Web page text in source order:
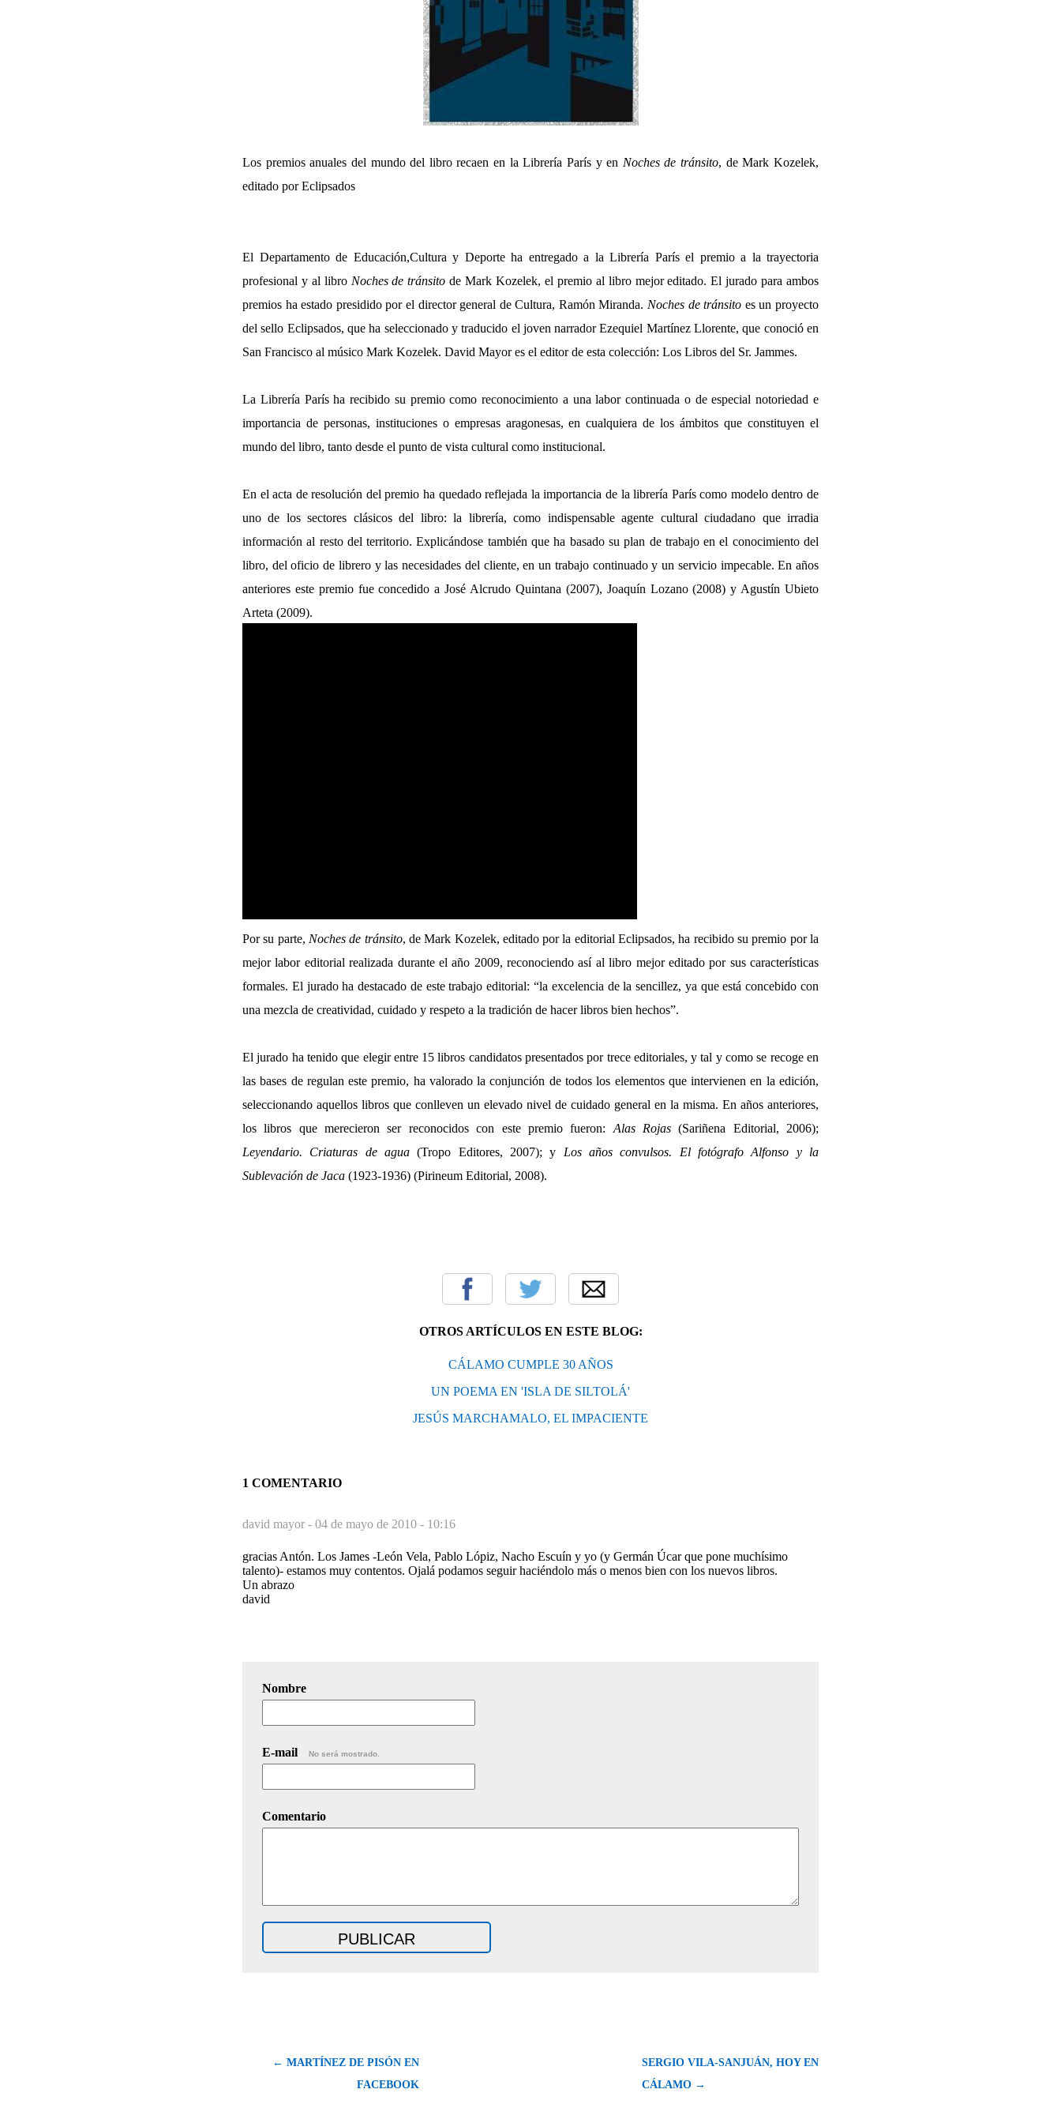
Los premios anuales del mundo del libro recaen en la Librería París y en Noches de tránsito, de Mark Kozelek,
editado por Eclipsados
El Departamento de Educación,Cultura y Deporte ha entregado a la Librería París el premio a la trayectoria
profesional y al libro Noches de tránsito de Mark Kozelek, el premio al libro mejor editado. El jurado para ambos
premios ha estado presidido por el director general de Cultura, Ramón Miranda. Noches de tránsito es un proyecto
del sello Eclipsados, que ha seleccionado y traducido el joven narrador Ezequiel Martínez Llorente, que conoció en
San Francisco al músico Mark Kozelek. David Mayor es el editor de esta colección: Los Libros del Sr. Jammes.
La Librería París ha recibido su premio como reconocimiento a una labor continuada o de especial notoriedad e
importancia de personas, instituciones o empresas aragonesas, en cualquiera de los ámbitos que constituyen el
mundo del libro, tanto desde el punto de vista cultural como institucional.
En el acta de resolución del premio ha quedado reflejada la importancia de la librería París como modelo dentro de
uno de los sectores clásicos del libro: la librería, como indispensable agente cultural ciudadano que irradia
información al resto del territorio. Explicándose también que ha basado su plan de trabajo en el conocimiento del
libro, del oficio de librero y las necesidades del cliente, en un trabajo continuado y un servicio impecable. En años
anteriores este premio fue concedido a José Alcrudo Quintana (2007), Joaquín Lozano (2008) y Agustín Ubieto
Arteta (2009).
Por su parte, Noches de tránsito, de Mark Kozelek, editado por la editorial Eclipsados, ha recibido su premio por la
mejor labor editorial realizada durante el año 2009, reconociendo así al libro mejor editado por sus características
formales. El jurado ha destacado de este trabajo editorial: “la excelencia de la sencillez, ya que está concebido con
una mezcla de creatividad, cuidado y respeto a la tradición de hacer libros bien hechos”.
El jurado ha tenido que elegir entre 15 libros candidatos presentados por trece editoriales, y tal y como se recoge en
las bases de regulan este premio, ha valorado la conjunción de todos los elementos que intervienen en la edición,
seleccionando aquellos libros que conlleven un elevado nivel de cuidado general en la misma. En años anteriores,
los libros que merecieron ser reconocidos con este premio fueron: Alas Rojas(Sariñena Editorial, 2006);
Leyendario. Criaturas de agua (Tropo Editores, 2007); y Los años convulsos. El fotógrafo Alfonso y la
Sublevación de Jaca (1923-1936) (Pirineum Editorial, 2008).
OTROS ARTÍCULOS EN ESTE BLOG:
CÁLAMO CUMPLE 30 AÑOS
UN POEMA EN 'ISLA DE SILTOLÁ'
JESÚS MARCHAMALO, EL IMPACIENTE
1 COMENTARIO
david mayor - 04 de mayo de 2010 - 10:16
gracias Antón. Los James -León Vela, Pablo Lópiz, Nacho Escuín y yo (y Germán Úcar que pone muchísimo
talento)- estamos muy contentos. Ojalá podamos seguir haciéndolo más o menos bien con los nuevos libros.
Un abrazo
david
Nombre
E-mail No será mostrado.
Comentario
← MARTÍNEZ DE PISÓN EN
FACEBOOK
SERGIO VILA-SANJUÁN, HOY EN
CÁLAMO →